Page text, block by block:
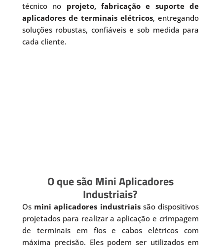
técnico no projeto, fabricação e suporte de
aplicadores de terminais elétricos, entregando
soluções robustas, confiáveis e sob medida para
cada cliente.
O que são Mini Aplicadores
Industriais?
Os mini aplicadores industriaissão dispositivos
projetados para realizar a aplicação e crimpagem
de terminais em fios e cabos elétricos com
máxima precisão. Eles podem ser utilizados em